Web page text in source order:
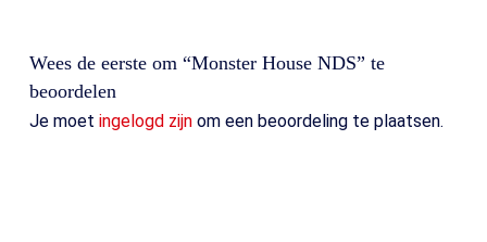
Wees de eerste om “Monster House NDS” te
beoordelen
Je moet ingelogd zijnom een beoordeling te plaatsen.